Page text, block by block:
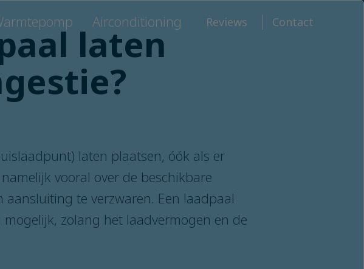
Airconditioning Reviews Contact
laten
laten plaatsen, óók als er
vooral over de beschikbare
te verzwaren. Een laadpaal
zolang het laadvermogen en de